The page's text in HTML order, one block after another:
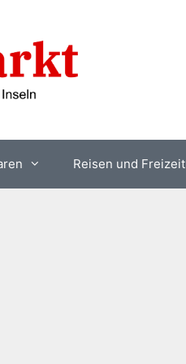
Reisen und Freizeit